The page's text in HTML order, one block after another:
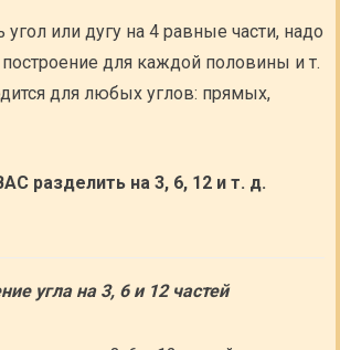
или дугу на 4 равные части, надо
для каждой половины и т.
для любых углов: прямых,
разделить на 3, 6, 12 и т. д.
угла на 3, 6 и 12 частей